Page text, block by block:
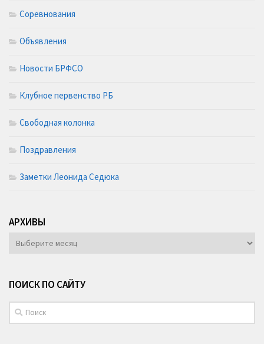
Соревнования
Объявления
Новости БРФСО
Клубное первенство РБ
Свободная колонка
Поздравления
Заметки Леонида Седюка
АРХИВЫ
АРХИВЫ
ПОИСК ПО САЙТУ